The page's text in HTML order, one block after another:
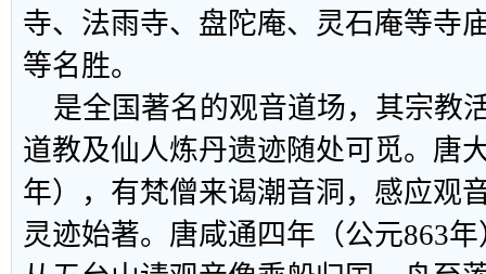
寺、法雨寺、盘陀庵、灵石庵等寺
等名胜。
是全国著名的观音道场，其宗教
道教及仙人炼丹遗迹随处可觅。唐
年），有梵僧来谒潮音洞，感应观
灵迹始著。唐咸通四年（公元863